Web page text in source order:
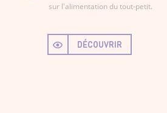
sur l'alimentation du tout-petit.
DÉCOUVRIR